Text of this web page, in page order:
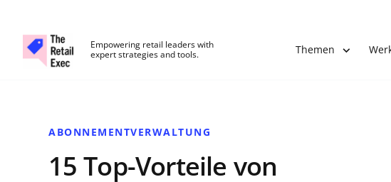
Empowering retail leaders with
expert strategies and tools.
Themen
ABONNEMENTVERWALTUNG
15 Top-Vorteile von